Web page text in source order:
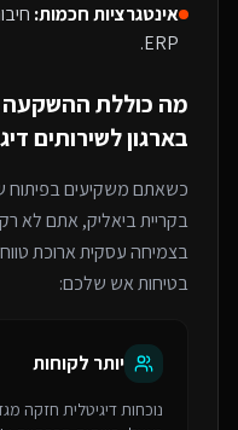
אינטגרציות חכמות:
ERP.
מה כוללת
בארגוןלשירותים
כשאתם משקיעים בפיתוח
בקריית ביאליק, אתם לא רק
בצמיחה עסקית ארוכת
בטיחות אש שלכם:
יותר לקוחות
נוכחות דיגיטלית חזקה